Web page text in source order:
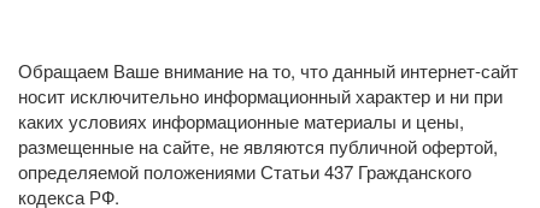
Обращаем Ваше внимание на то, что данный интернет-сайт
носит исключительно информационный характер и ни при
каких условиях информационные материалы и цены,
размещенные на сайте, не являются публичной офертой,
определяемой положениями Статьи 437 Гражданского
кодекса РФ.